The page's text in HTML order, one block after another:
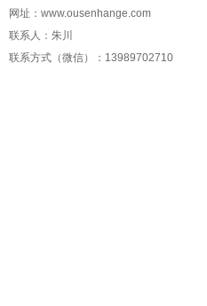
网址： www.ousenhange.com
联系人：朱川
联系方式（微信）：13989702710